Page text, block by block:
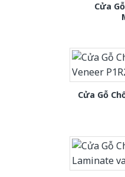
Cửa
Cửa Gỗ